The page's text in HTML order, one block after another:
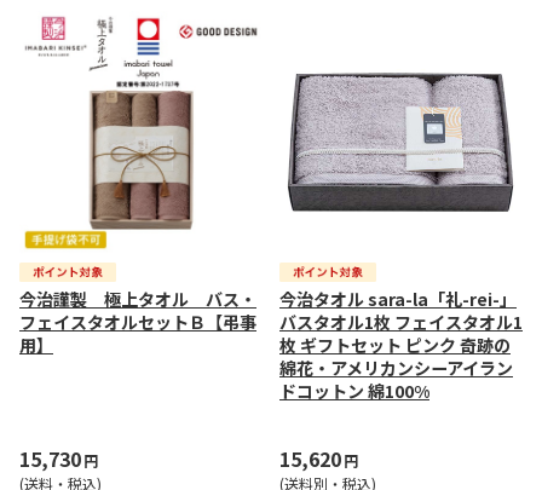
今治謹製 極上タオル バス・
フェイスタオルセットＢ【弔事
用】
15,730円
(送料・税込)
今治タオル sara-la「礼-rei-」
バスタオル1枚 フェイスタオル1
枚 ギフトセット ピンク 奇跡の
綿花・アメリカンシーアイラン
ドコットン 綿100%
15,620円
(送料別・税込)